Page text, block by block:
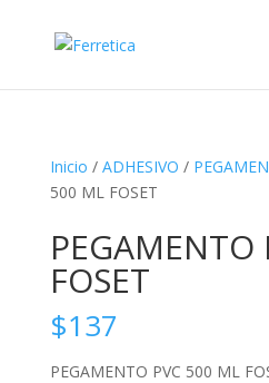
Inicio / ADHESIVO /
500 ML FOSET
FOSET
$137
PEGAMENTO PVC 500 ML